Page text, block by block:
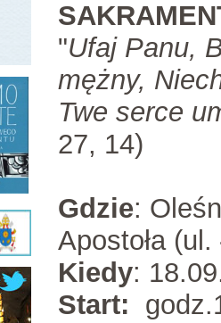
"Ufaj Panu,
mężny,
Twe serce
27, 14)
Gdzie:
Apostoła
Kiedy:
Start: